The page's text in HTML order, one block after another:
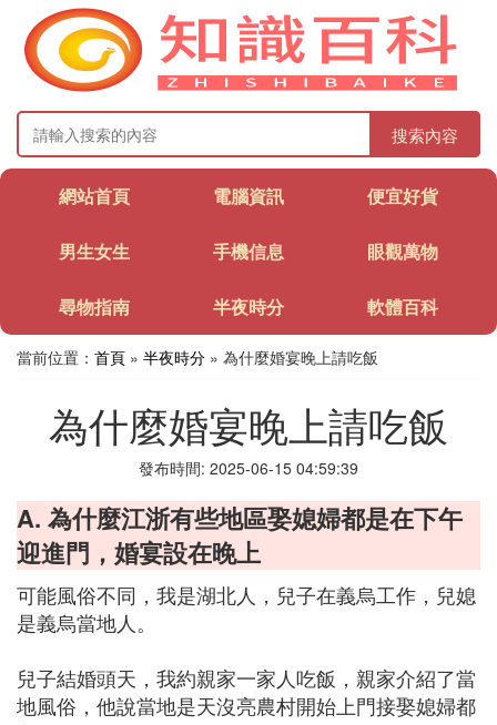
搜索內容
網站首頁 電腦資訊 便宜好貨
男生女生 手機信息 眼觀萬物
尋物指南 半夜時分 軟體百科
當前位置： 首頁 » 半夜時分 » 為什麼婚宴晚上請吃飯
為什麼婚宴晚上請吃飯
發布時間: 2025-06-15 04:59:39
A. 為什麼江浙有些地區娶媳婦都是在下午
迎進門，婚宴設在晚上
可能風俗不同，我是湖北人，兒子在義烏工作，兒媳
是義烏當地人。
兒子結婚頭天，我約親家一家人吃飯，親家介紹了當
地風俗，他說當地是天沒亮農村開始上門接娶媳婦都